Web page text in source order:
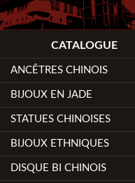
CATALOGUE
ANCÊTRES CHINOIS
BIJOUX EN JADE
STATUES CHINOISES
BIJOUX ETHNIQUES
DISQUE BI CHINOIS